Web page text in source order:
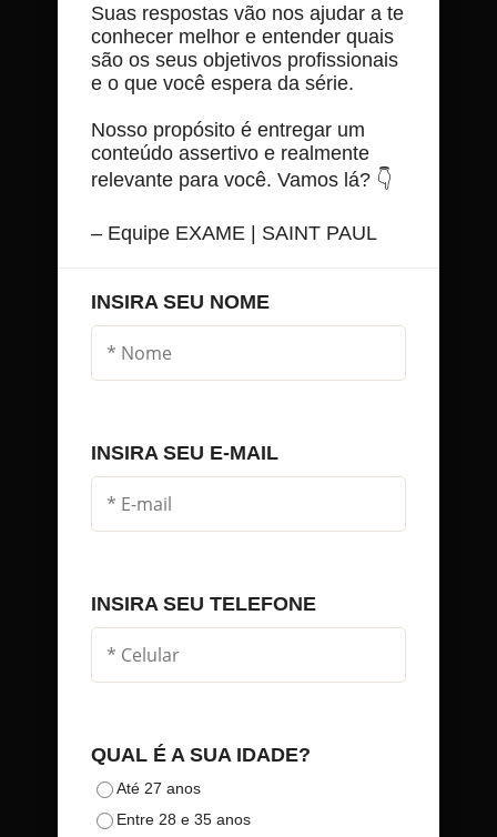
Suas respostas vão nos ajudar a te
conhecer melhor e entender quais
são os seus objetivos profissionais
e o que você espera da série.
Nosso propósito é entregar um
conteúdo assertivo e realmente
relevante para você. Vamos lá? 👇
– Equipe EXAME | SAINT PAUL
INSIRA SEU NOME
INSIRA SEU E-MAIL
INSIRA SEU TELEFONE
QUAL É A SUA IDADE?
Até 27 anos
Entre 28 e 35 anos